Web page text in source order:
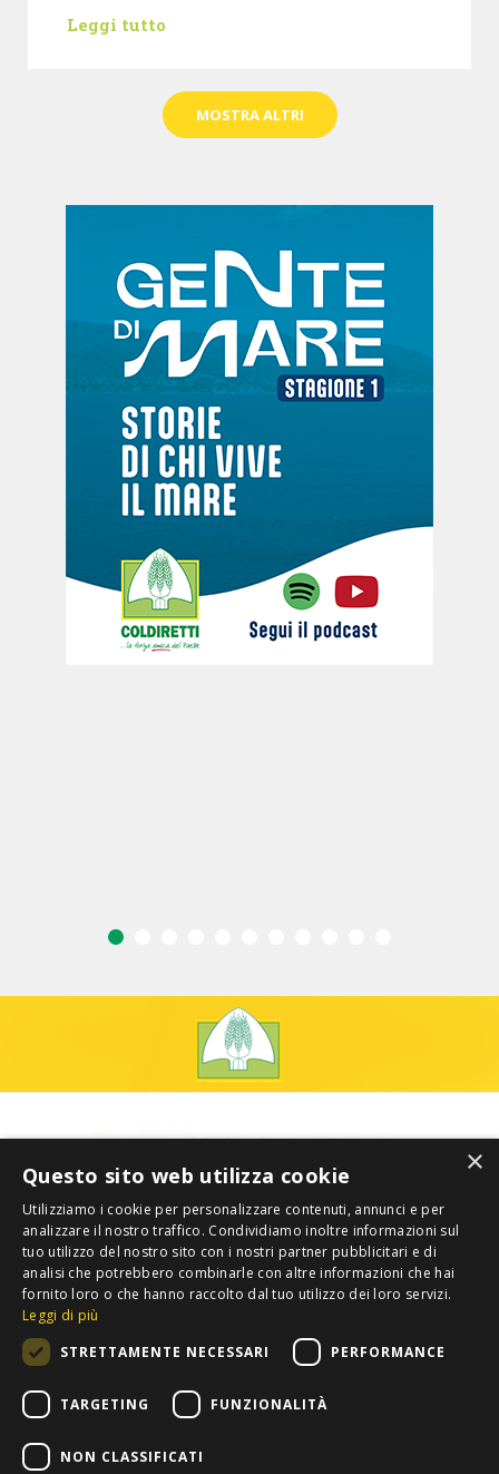
Leggi tutto
MOSTRA ALTRI
×
Questo sito web utilizza cookie
Utilizziamo i cookie per personalizzare contenuti, annunci e per
analizzare il nostro traffico. Condividiamo inoltre informazioni sul
tuo utilizzo del nostro sito con i nostri partner pubblicitari e di
analisi che potrebbero combinarle con altre informazioni che hai
fornito loro o che hanno raccolto dal tuo utilizzo dei loro servizi.
Leggi di più
STRETTAMENTE NECESSARI
PERFORMANCE
TARGETING FUNZIONALITÀ
NON CLASSIFICATI